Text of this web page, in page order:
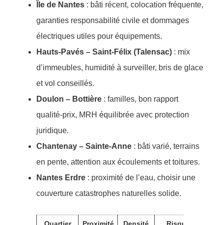
Île de Nantes : bâti récent, colocation fréquente,
garanties responsabilité civile et dommages
électriques utiles pour équipements.
Hauts-Pavés – Saint-Félix (Talensac) : mix
d’immeubles, humidité à surveiller, bris de glace
et vol conseillés.
Doulon – Bottière : familles, bon rapport
qualité-prix, MRH équilibrée avec protection
juridique.
Chantenay – Sainte-Anne : bâti varié, terrains
en pente, attention aux écoulements et toitures.
Nantes Erdre : proximité de l’eau, choisir une
couverture catastrophes naturelles solide.